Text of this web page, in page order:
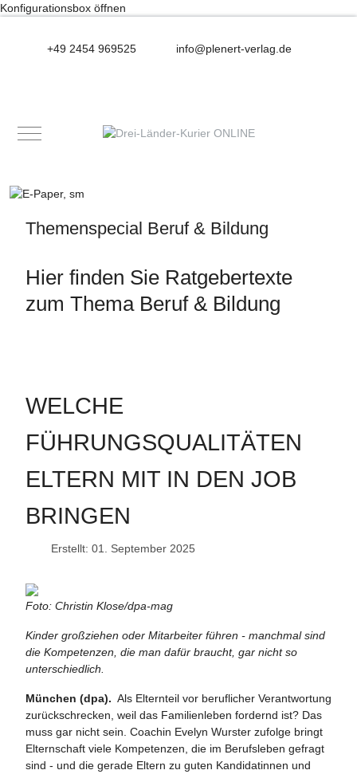
Konfigurationsbox öffnen
+49 2454 969525 info@plenert-verlag.de
Mobile Menu Toggle
Themenspecial Beruf & Bildung
Hier finden Sie Ratgebertexte
zum Thema Beruf & Bildung
WELCHE
FÜHRUNGSQUALITÄTEN
ELTERN MIT IN DEN JOB
BRINGEN
Erstellt: 01. September 2025
Foto: Christin Klose/dpa-mag
Kinder großziehen oder Mitarbeiter führen - manchmal sind
die Kompetenzen, die man dafür braucht, gar nicht so
unterschiedlich.
München (dpa). Als Elternteil vor beruflicher Verantwortung
zurückschrecken, weil das Familienleben fordernd ist? Das
muss gar nicht sein. Coachin Evelyn Wurster zufolge bringt
Elternschaft viele Kompetenzen, die im Berufsleben gefragt
sind - und die gerade Eltern zu guten Kandidatinnen und